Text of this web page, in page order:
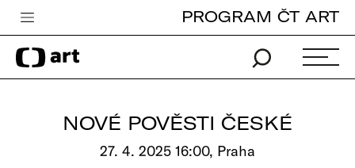
Česká televize
Zpravodajství
PROGRAM ČT ART
NOVÉ POVĚSTI ČESKÉ
27. 4. 2025 16:00, Praha